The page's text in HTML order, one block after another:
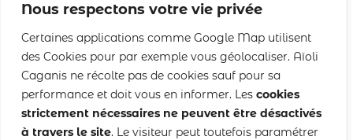
Nous respectons votre vie privée
Certaines applications comme Google Map utilisent
des Cookies pour par exemple vous géolocaliser. Aïoli
Caganis ne récolte pas de cookies sauf pour sa
performance et doit vous en informer. Les cookies
strictement nécessaires ne peuvent être désactivés
à travers le site. Le visiteur peut toutefois paramétrer